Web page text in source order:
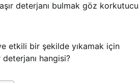
deterjanı bulmak göz korkutucu
etkili bir şekilde yıkamak için
hangisi?